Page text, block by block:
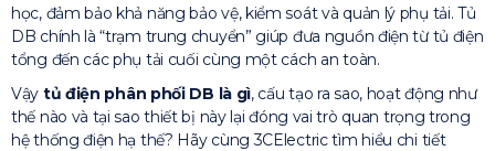
học, đảm bảo khả năng bảo vệ, kiểm soát và quản lý phụ tải. Tủ
DB chính là “trạm trung chuyển” giúp đưa nguồn điện từ tủ điện
tổng đến các phụ tải cuối cùng một cách an toàn.
Vậy tủ điện phân phối DB là gì, cấu tạo ra sao, hoạt động như
thế nào và tại sao thiết bị này lại đóng vai trò quan trọng trong
hệ thống điện hạ thế? Hãy cùng 3CElectric tìm hiểu chi tiết